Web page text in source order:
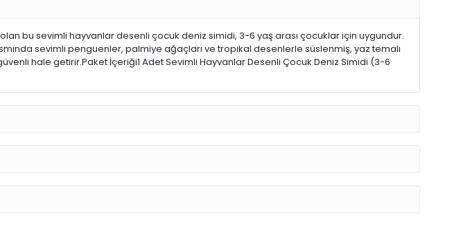
olan bu sevimli hayvanlar desenli çocuk deniz simidi, 3-6 yaş arası çocuklar için uygundur.
sevimli penguenler, palmiye ağaçları ve tropikal desenlerle süslenmiş, yaz temalı
hale getirir.Paket İçeriği1 Adet Sevimli Hayvanlar Desenli Çocuk Deniz Simidi (3-6